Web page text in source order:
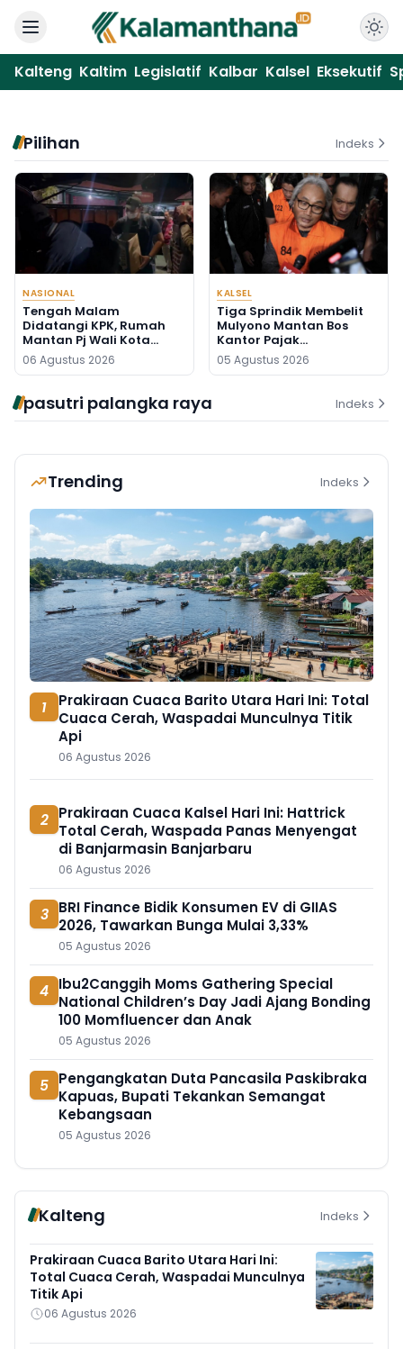
Kalteng Kaltim Legislatif Kalbar Kalsel Eksekutif
Pilihan Indeks
NASIONAL
Tengah Malam
Didatangi KPK, Rumah
Mantan Pj Wali Kota
Digeledah, Empat Koper
Dibawa
06 Agustus 2026
KALSEL
Tiga Sprindik Membelit
Mulyono Mantan Bos
Kantor Pajak
Banjarmasin
05 Agustus 2026
pasutri palangka raya Indeks
Trending Indeks
1
Prakiraan Cuaca Barito Utara Hari Ini: Total
Cuaca Cerah, Waspadai Munculnya Titik
Api
06 Agustus 2026
2 Prakiraan Cuaca Kalsel Hari Ini: Hattrick
Total Cerah, Waspada Panas Menyengat
di Banjarmasin Banjarbaru
06 Agustus 2026
3 BRI Finance Bidik Konsumen EV di GIIAS
2026, Tawarkan Bunga Mulai 3,33%
05 Agustus 2026
4 Ibu2Canggih Moms Gathering Special
National Children’s Day Jadi Ajang Bonding
100 Momfluencer dan Anak
05 Agustus 2026
5 Pengangkatan Duta Pancasila Paskibraka
Kapuas, Bupati Tekankan Semangat
Kebangsaan
05 Agustus 2026
Kalteng Indeks
Prakiraan Cuaca Barito Utara Hari Ini:
Total Cuaca Cerah, Waspadai Munculnya
Titik Api
06 Agustus 2026